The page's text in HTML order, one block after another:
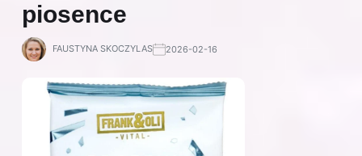
piosence
FAUSTYNA SKOCZYLAS 2026-02-16